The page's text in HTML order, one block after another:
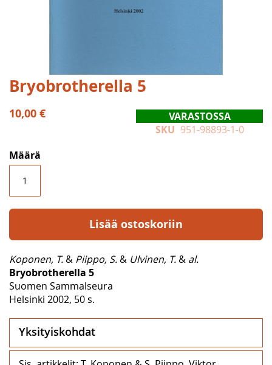
Skip
to
the
beginning
images
gallery
Bryobrotherella 5
10,00 €
VARASTOSSA
SKU 951-98893-1-0
Määrä
Lisää ostoskoriin
Koponen, T. & Piippo, S. & Ulvinen, T. & al.
Bryobrotherella 5
Suomen Sammalseura
Helsinki 2002, 50 s.
Yksityiskohdat